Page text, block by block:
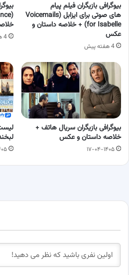
بیوگرافی بازیگران فیلم پیام
های صوتی برای ایزابل (Voicemails
for Isabelle) + خلاصه داستان و
عکس
4 هفته پیش
4 هفته پیش
بیوگرافی بازیگران سریال هاتف +
خلاصه داستان و عکس
۱۷-۰۴-۱۴۰۵